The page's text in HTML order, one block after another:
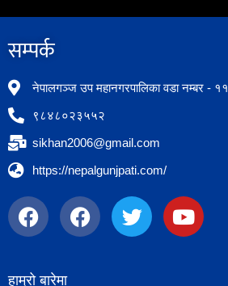
सम्पर्क​
नेपालगञ्ज उप महानगरपालिका वडा नम्बर - ११
९८४८०२३५५२
sikhan2006@gmail.com
https://nepalgunjpati.com/
हाम्रो बारेमा